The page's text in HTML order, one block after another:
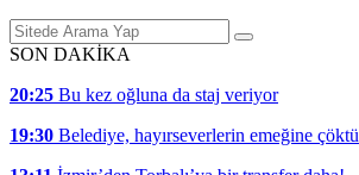
SON DAKİKA
20:25 Bu kez oğluna da staj veriyor
19:30 Belediye, hayırseverlerin emeğine çöktü